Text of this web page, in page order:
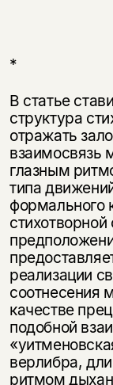
*
В статье
структура
отражать
взаимосвязь
глазным
типа
формального
стихотворной
реализации
соотнесения
качестве
подобной
верлибра,
ритмом